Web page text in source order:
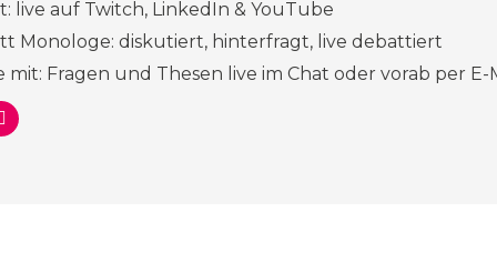
live auf Twitch, LinkedIn & YouTube
Monologe: diskutiert, hinterfragt, live debattiert
mit: Fragen und Thesen live im Chat oder vorab per E-
T
w
i